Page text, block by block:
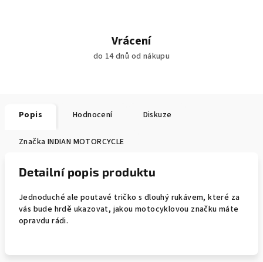
Vrácení
do 14 dnů od nákupu
Popis Hodnocení Diskuze
Značka INDIAN MOTORCYCLE
Detailní popis produktu
Jednoduché ale poutavé tričko s dlouhý rukávem, které za
vás bude hrdě ukazovat, jakou motocyklovou značku máte
opravdu rádi.